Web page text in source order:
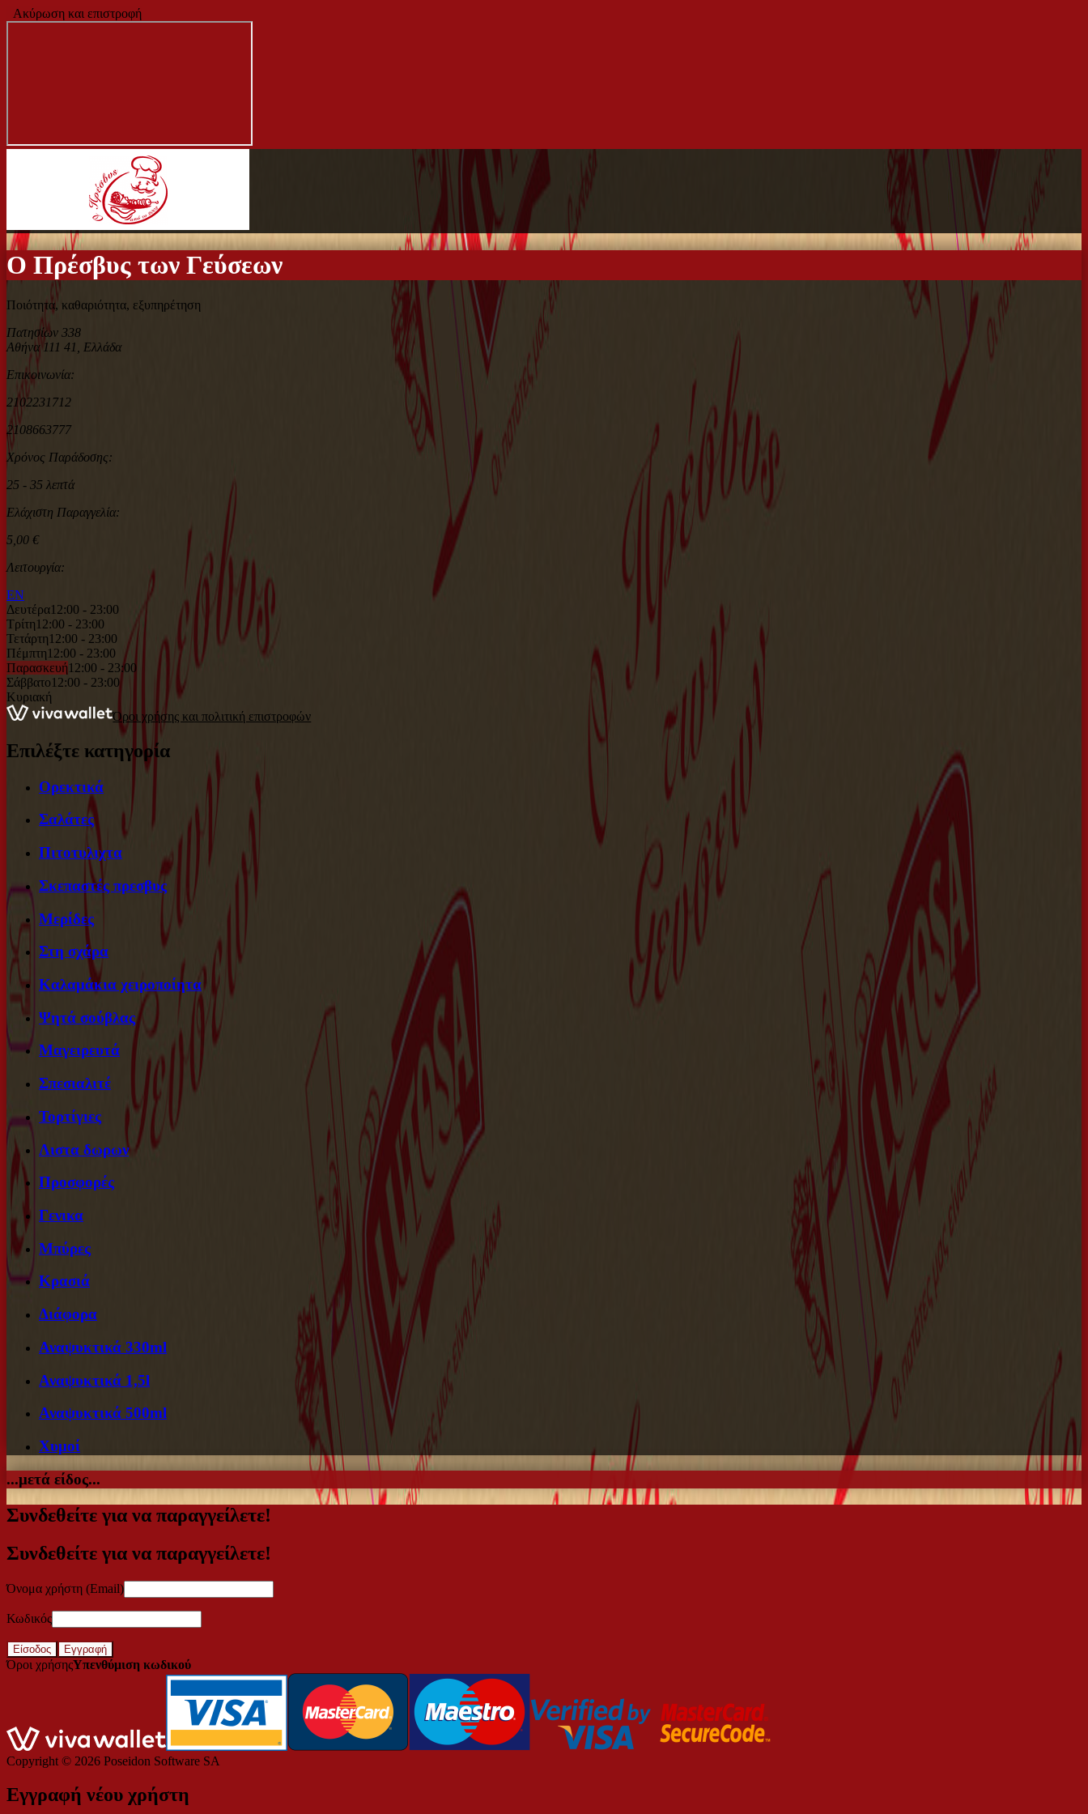
Ακύρωση και επιστροφή
Ο Πρέσβυς των Γεύσεων
Ποιότητα, καθαριότητα, εξυπηρέτηση
Πατησίων 338
Αθήνα 111 41
Ελλάδα
Επικοινωνία:
2102231712
2108663777
Χρόνος Παράδοσης:
25 - 35 λεπτά
Ελάχιστη Παραγγελία:
5,00 €
Λειτουργία:
EN
Δευτέρα12:00 - 23:00
Τρίτη12:00 - 23:00
Τετάρτη12:00 - 23:00
Πέμπτη12:00 - 23:00
Παρασκευή12:00 - 23:00
Σάββατο12:00 - 23:00
Κυριακή
Όροι χρήσης και πολιτική επιστροφών
Επιλέξτε κατηγορία
Ορεκτικά
Σαλάτες
Πιτοτυλιχτα
Σκεπαστές πρεσβυς
Μερίδες
Στη σχάρα
Καλαμάκια χειροποίητα
Ψητά σούβλας
Μαγειρευτά
Σπεσιαλιτέ
Τορτίγιες
Λιστα δωρων
Προσφορές
Γενικα
Μπύρες
Κρασιά
Διάφορα
Αναψυκτικά 330ml
Αναψυκτικά 1,5l
Αναψυκτικά 500ml
Χυμοί
...μετά είδος...
Συνδεθείτε για να παραγγείλετε!
Συνδεθείτε για να παραγγείλετε!
Όνομα χρήστη (Email)
Κωδικός
Είσοδος Εγγραφή
Όροι χρήσηςΥπενθύμιση κωδικού
Copyright © 2026 Poseidon Software SA
Εγγραφή νέου χρήστη